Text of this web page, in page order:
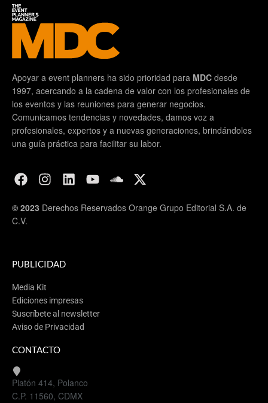
Apoyar a event planners ha sido prioridad para MDC desde
1997, acercando a la cadena de valor con los profesionales de
los eventos y las reuniones para generar negocios.
Comunicamos tendencias y novedades, damos voz a
profesionales, expertos y a nuevas generaciones, brindándoles
una guía práctica para facilitar su labor.
© 2023 Derechos Reservados Orange Grupo Editorial S.A. de
C.V.
PUBLICIDAD
Media Kit
Ediciones impresas
Suscríbete al newsletter
Aviso de Privacidad
CONTACTO
Platón 414, Polanco
C.P. 11560, CDMX